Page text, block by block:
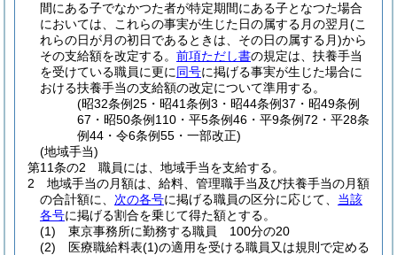
間にある子でなかつた者が特定期間にある子となつた場合
においては、これらの事実が生じた日の属する月の翌月(こ
れらの日が月の初日であるときは、その日の属する月)から
その支給額を改定する。 前項ただし書の規定は、扶養手当
を受けている職員に更に同号に掲げる事実が生じた場合に
おける扶養手当の支給額の改定について準用する。
(昭32条例25・昭41条例3・昭44条例37・昭49条例
67・昭50条例110・平5条例46・平9条例72・平28条
例44・令6条例55・一部改正)
(地域手当)
第11条の2
職員には、地域手当を支給する。
2
地域手当の月額は、給料、管理職手当及び扶養手当の月額
の合計額に、 次の各号に掲げる職員の区分に応じて、 当該
各号に掲げる割合を乗じて得た額とする。
(1)
東京事務所に勤務する職員 100分の20
(2)
医療職給料表(1)の適用を受ける職員又は規則で定める